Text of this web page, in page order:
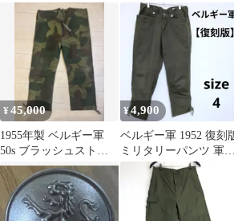
vintage セレモニーパン
ンスモッグ レア仕
様！
¥45,000
1955年製 ベルギー軍
50s ブラッシュストロ
ークカモ
¥4,900
ベルギー軍 1952 復刻
ミリタリーパンツ 軍パ
ン サバイバルウェア